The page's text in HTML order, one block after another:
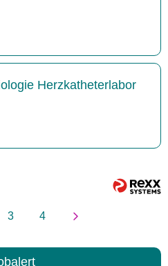
Herzkatheterlabor
3 4